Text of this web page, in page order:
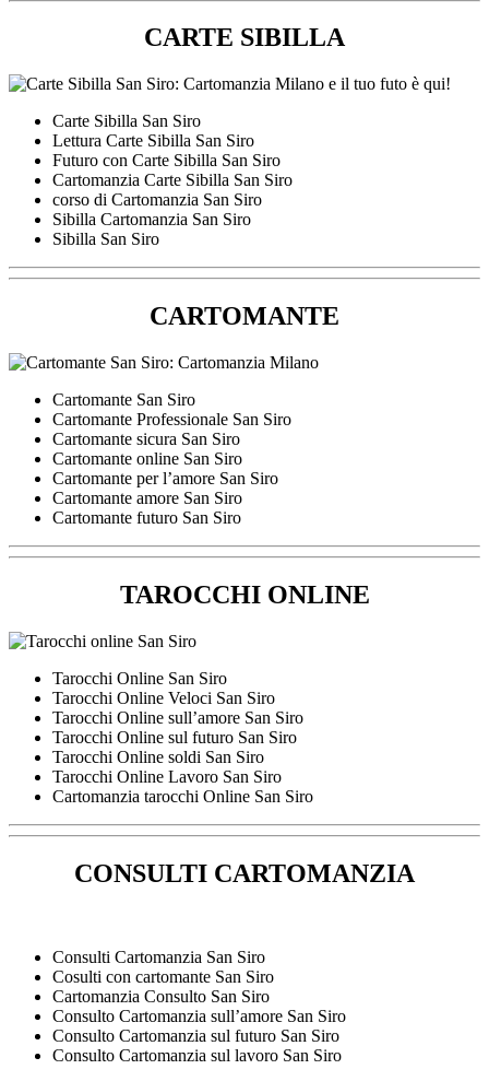
CARTE SIBILLA
Carte Sibilla San Siro
Lettura Carte Sibilla San Siro
Futuro con Carte Sibilla San Siro
Cartomanzia Carte Sibilla San Siro
corso di Cartomanzia San Siro
Sibilla Cartomanzia San Siro
Sibilla San Siro
CARTOMANTE
Cartomante San Siro
Cartomante Professionale San Siro
Cartomante sicura San Siro
Cartomante online San Siro
Cartomante per l’amore San Siro
Cartomante amore San Siro
Cartomante futuro San Siro
TAROCCHI ONLINE
Tarocchi Online San Siro
Tarocchi Online Veloci San Siro
Tarocchi Online sull’amore San Siro
Tarocchi Online sul futuro San Siro
Tarocchi Online soldi San Siro
Tarocchi Online Lavoro San Siro
Cartomanzia tarocchi Online San Siro
CONSULTI CARTOMANZIA
Consulti Cartomanzia San Siro
Cosulti con cartomante San Siro
Cartomanzia Consulto San Siro
Consulto Cartomanzia sull’amore San Siro
Consulto Cartomanzia sul futuro San Siro
Consulto Cartomanzia sul lavoro San Siro